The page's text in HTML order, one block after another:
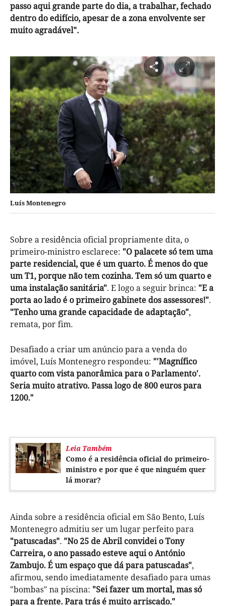
passo aqui grande parte do dia, a trabalhar, fechado
dentro do edifício, apesar de a zona envolvente ser
muito agradável".
Luís Montenegro
Sobre a residência oficial propriamente dita, o
primeiro-ministro esclarece: "O palacete só tem uma
parte residencial, que é um quarto. É menos do que
um T1, porque não tem cozinha. Tem só um quarto e
uma instalação sanitária". E logo a seguir brinca: "E a
porta ao lado é o primeiro gabinete dos assessores!".
"Tenho uma grande capacidade de adaptação",
remata, por fim.
Desafiado a criar um anúncio para a venda do
imóvel, Luís Montenegro respondeu: "'Magnífico
quarto com vista panorâmica para o Parlamento'.
Seria muito atrativo. Passa logo de 800 euros para
1200."
Leia Também
Como é a residência oficial do primeiro-
ministro e por que é que ninguém quer
lá morar?
Ainda sobre a residência oficial em São Bento, Luís
Montenegro admitiu ser um lugar perfeito para
"patuscadas". "No 25 de Abril convidei o Tony
Carreira, o ano passado esteve aqui o António
Zambujo. É um espaço que dá para patuscadas",
afirmou, sendo imediatamente desafiado para umas
"bombas" na piscina: "Sei fazer um mortal, mas só
para a frente. Para trás é muito arriscado."